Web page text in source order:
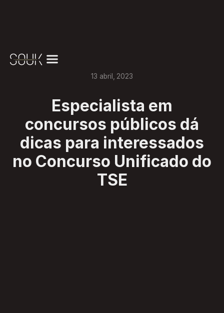
13 abril 2023
Especialista em
concursos públicos dá
dicas para interessados
no Concurso Unificado do
TSE